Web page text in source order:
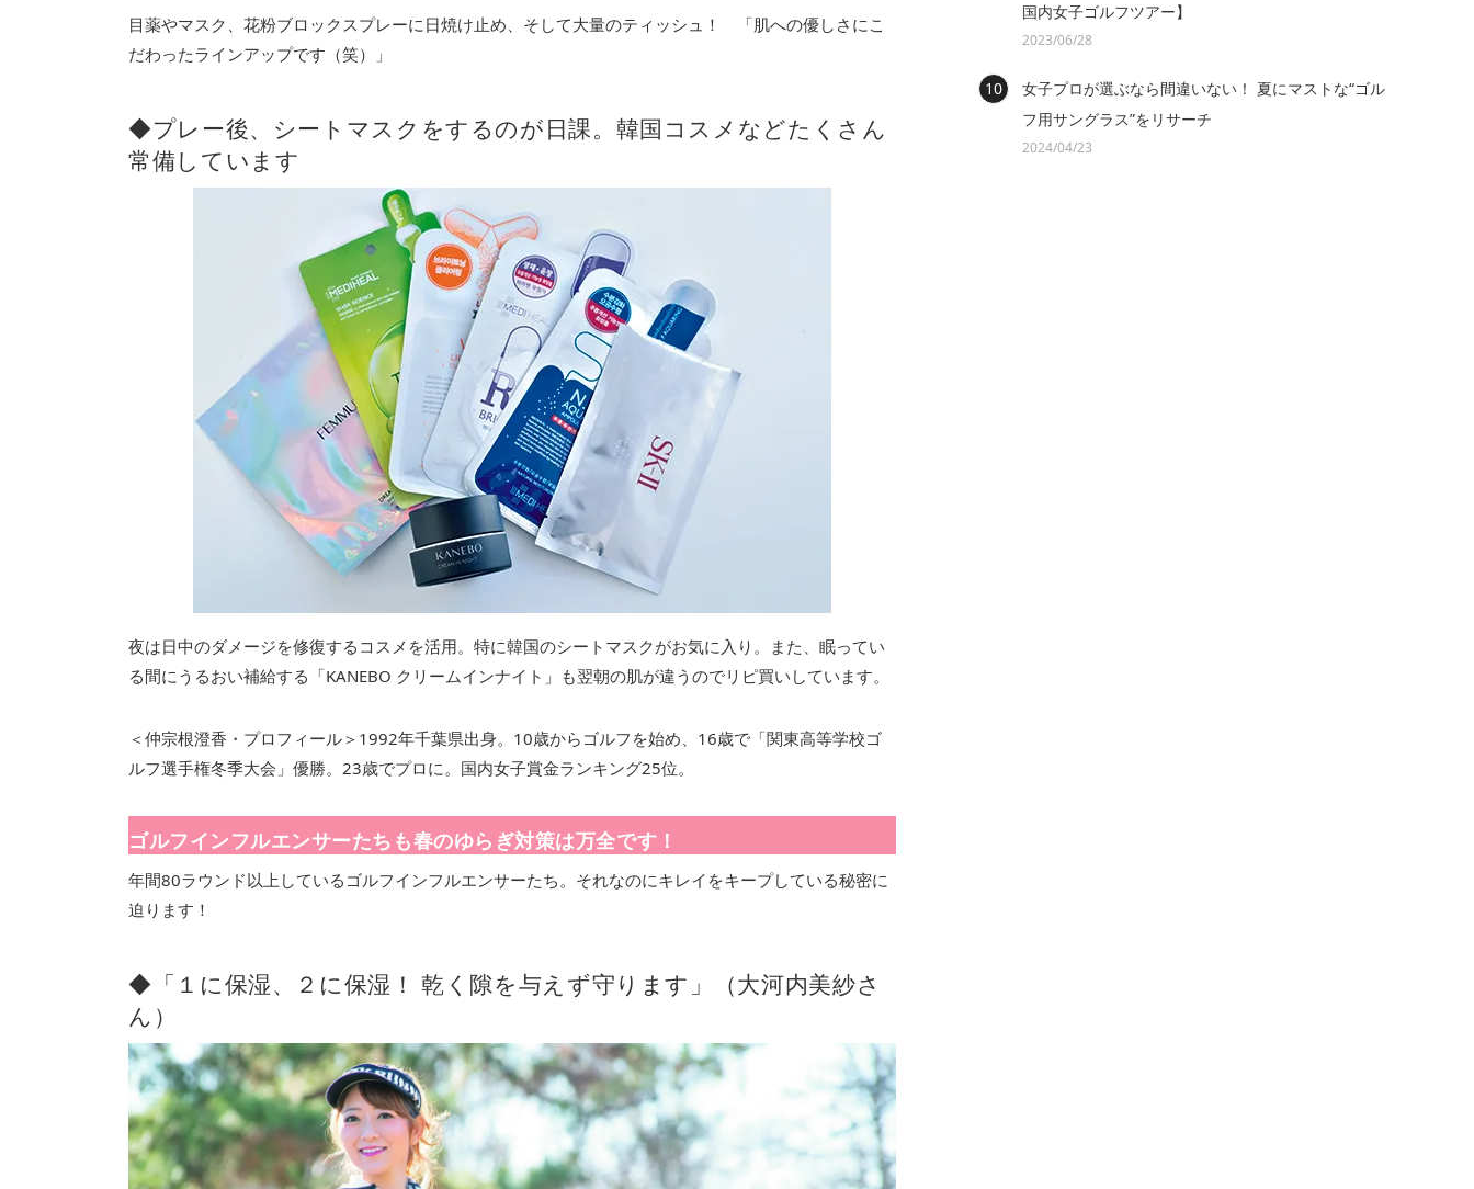
目薬やマスク、花粉ブロックスプレーに日焼け止め、そして大量のティッシュ！ 「肌への優しさにこ
だわったラインアップです（笑）」
◆プレー後、シートマスクをするのが日課。韓国コスメなどたくさん
常備しています
夜は日中のダメージを修復するコスメを活用。特に韓国のシートマスクがお気に入り。また、眠ってい
る間にうるおい補給する「KANEBO クリームインナイト」も翌朝の肌が違うのでリピ買いしています。
＜仲宗根澄香・プロフィール＞1992年千葉県出身。10歳からゴルフを始め、16歳で「関東高等学校ゴ
ルフ選手権冬季大会」優勝。23歳でプロに。国内女子賞金ランキング25位。
ゴルフインフルエンサーたちも春のゆらぎ対策は万全です！
年間80ラウンド以上しているゴルフインフルエンサーたち。それなのにキレイをキープしている秘密に
迫ります！
◆「１に保湿、２に保湿！ 乾く隙を与えず守ります」（大河内美紗さ
ん）
国内女子ゴルフツアー】
2023/06/28
女子プロが選ぶなら間違いない！ 夏にマストな“ゴル
フ用サングラス”をリサーチ
2024/04/23